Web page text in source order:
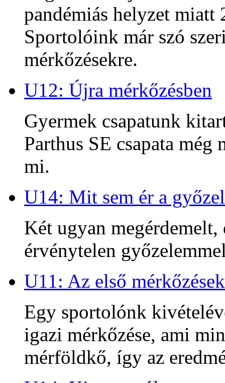
pandémiás helyzet
Sportolóink már szó
mérkőzésekre.
U12: Újra mérkőzésben
Gyermek csapatunk
Parthus SE csapata
mi.
U14: Mit sem ér a
Két ugyan
érvénytelen
U11: Az első mérkőzések
Egy sportolónk
igazi mérkőzése, ami
mérföldkő, így az